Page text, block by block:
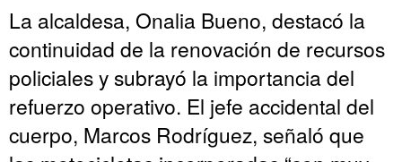
La alcaldesa, Onalia Bueno, destacó la
continuidad de la renovación de recursos
policiales y subrayó la importancia del
refuerzo operativo. El jefe accidental del
cuerpo, Marcos Rodríguez, señaló que